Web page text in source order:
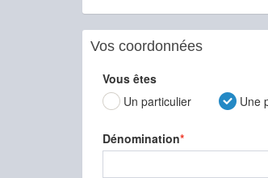
Vos coordonnées
Vous êtes
Un particulier
Une
Dénomination